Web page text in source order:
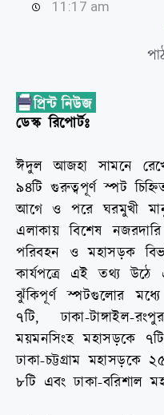
11:17 am
ডেস্ক রিপোর্টঃ
ঈদুল আজহা সামনে রেখে
৯৪টি গুরুত্বপূর্ণ স্পট
আগে ও পরে ঘরমুখী
এলাকায় বিশেষ
পরিবহন ও মহাসড়ক
কার্যপত্রে এই তথ্য উঠে
ঝুঁকিপূর্ণ স্পটগুলোর
৭টি, ঢাকা-টাঙ্গাইল-
ময়মনসিংহ মহাসড়কে
ঢাকা-চট্টগ্রাম মহাসড়কে
৮টি এবং ঢাকা-বরিশাল